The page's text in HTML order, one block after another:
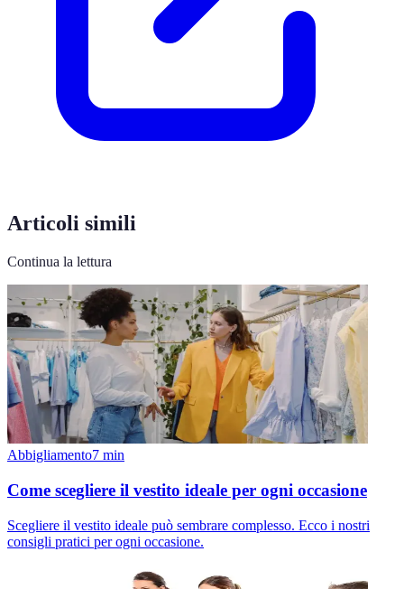
Articoli simili
Continua la lettura
Abbigliamento7 min
Come scegliere il vestito ideale per ogni occasione
Scegliere il vestito ideale può sembrare complesso. Ecco i nostri
consigli pratici per ogni occasione.